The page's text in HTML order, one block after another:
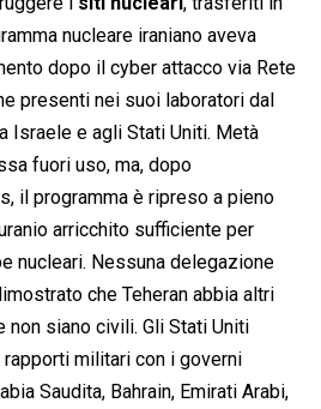
nucleare iraniano aveva
dopo il cyber attacco via Rete
presenti nei suoi laboratori dal
Israele e agli Stati Uniti. Metà
fuori uso, ma, dopo
il programma è ripreso a pieno
arricchito sufficiente per
nucleari. Nessuna delegazione
che Teheran abbia altri
non siano civili. Gli Stati Uniti
militari con i governi
Saudita, Bahrain, Emirati Arabi,